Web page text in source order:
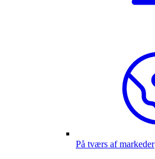
På tværs af markeder